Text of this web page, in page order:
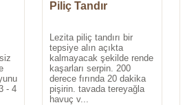
- 4
Piliç Tandır
Lezita piliç tandırı bir
tepsiye alın açıkta
kalmayacak şekilde rende
kaşarları serpin. 200
derece fırında 20 dakika
pişirin. tavada tereyağla
havuç v...